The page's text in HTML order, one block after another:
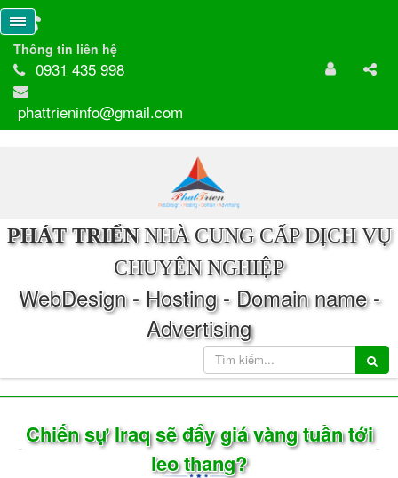
Thông tin liên hệ
0931 435 998
phattrieninfo@gmail.com
PHÁT TRIỂNNHÀ CUNG CẤP DỊCH VỤ
CHUYÊN NGHIỆP
WebDesign - Hosting - Domain name -
Advertising
Chiến sự Iraq sẽ đẩy giá vàng tuần tới
leo thang?